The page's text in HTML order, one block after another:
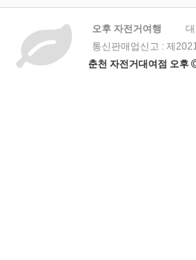
오후 자전거여행
통신판매업신고 : 제
춘천 자전거대여점 오후